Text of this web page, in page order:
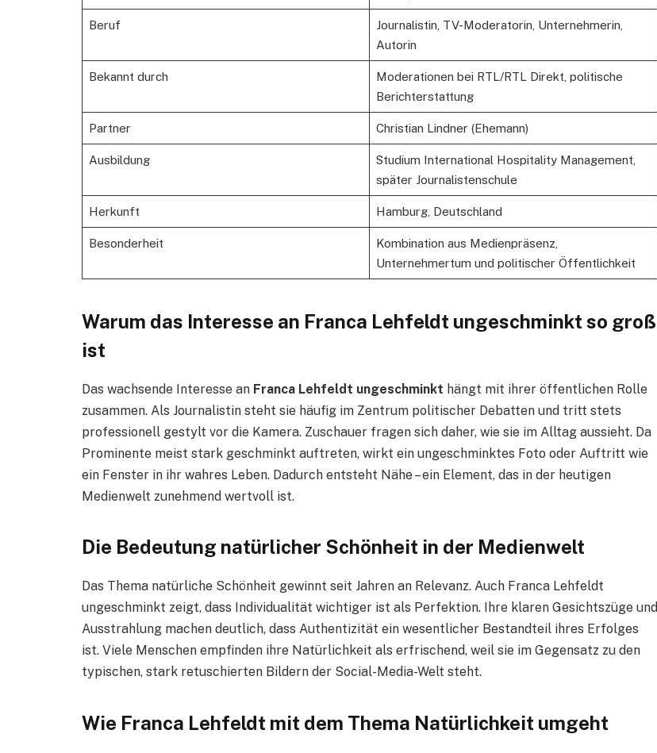
Beruf
Journalistin, TV-Moderatorin, Unternehmerin,
Autorin
Bekannt durch
Moderationen bei RTL/RTL Direkt, politische
Berichterstattung
Partner Christian Lindner (Ehemann)
Ausbildung
Studium International Hospitality Management,
später Journalistenschule
Herkunft Hamburg, Deutschland
Besonderheit
Kombination aus Medienpräsenz,
Unternehmertum und politischer Öffentlichkeit
Warum das Interesse an Franca Lehfeldt ungeschminkt so groß
ist
Das wachsende Interesse an Franca Lehfeldt ungeschminkt hängt mit ihrer öffentlichen Rolle
zusammen. Als Journalistin steht sie häufig im Zentrum politischer Debatten und tritt stets
professionell gestylt vor die Kamera. Zuschauer fragen sich daher, wie sie im Alltag aussieht. Da
Prominente meist stark geschminkt auftreten, wirkt ein ungeschminktes Foto oder Auftritt wie
ein Fenster in ihr wahres Leben. Dadurch entsteht Nähe – ein Element, das in der heutigen
Medienwelt zunehmend wertvoll ist.
Die Bedeutung natürlicher Schönheit in der Medienwelt
Das Thema natürliche Schönheit gewinnt seit Jahren an Relevanz. Auch Franca Lehfeldt
ungeschminkt zeigt, dass Individualität wichtiger ist als Perfektion. Ihre klaren Gesichtszüge und
Ausstrahlung machen deutlich, dass Authentizität ein wesentlicher Bestandteil ihres Erfolges
ist. Viele Menschen empfinden ihre Natürlichkeit als erfrischend, weil sie im Gegensatz zu den
typischen, stark retuschierten Bildern der Social-Media-Welt steht.
Wie Franca Lehfeldt mit dem Thema Natürlichkeit umgeht